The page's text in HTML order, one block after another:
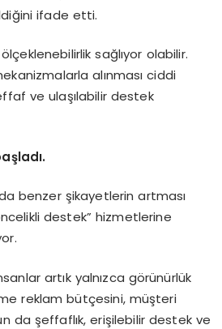
ifade etti.
sağlıyor olabilir.
alınması ciddi
ve ulaşılabilir destek
benzer şikayetlerin artması
destek” hizmetlerine
artık yalnızca görünürlük
reklam bütçesini, müşteri
da şeffaflık, erişilebilir destek ve